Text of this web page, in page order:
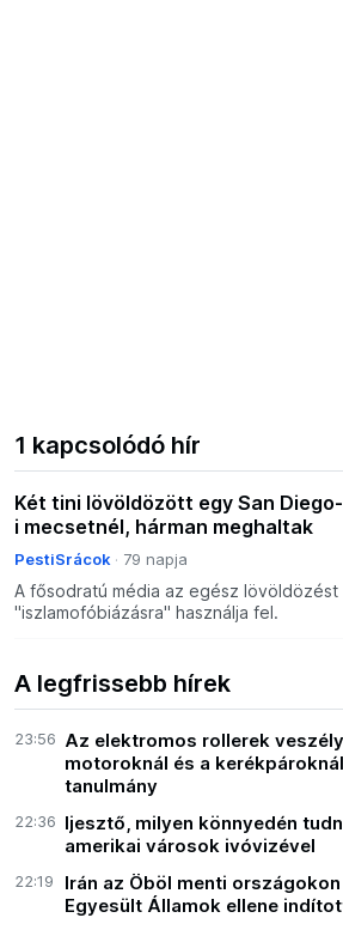
1 kapcsolódó hír
Két tini lövöldözött egy San Diego-
i mecsetnél, hárman meghaltak
PestiSrácok 79 napja
A fősodratú média az egész lövöldözést
"iszlamofóbiázásra" használja fel.
A legfrissebb hírek
23:56 Az elektromos rollerek
motoroknál és a
tanulmány
22:36 Ijesztő, milyen könnyedén
amerikai városok ivóvizével
22:19
Irán az Öböl menti
Egyesült Államok ellene